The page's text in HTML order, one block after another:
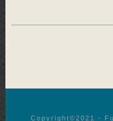
Copyright©︎2021 -